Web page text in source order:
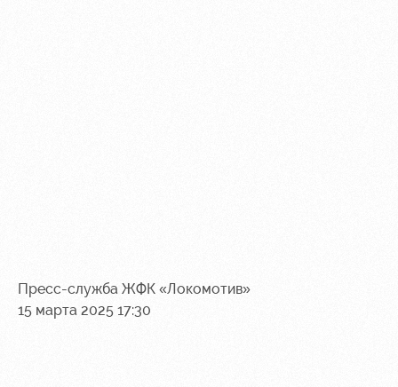
Пресс-служба ЖФК «Локомотив»
15 марта 2025 17:30